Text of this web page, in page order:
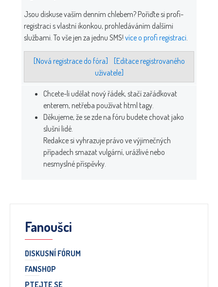
Jsou diskuse vaším denním chlebem? Pořiďte si profi-
registraci s vlastní ikonkou, prohledáváním dalšími
službami. To vše jen za jednu SMS! více o profi registraci
[Nová registrace do fóra]
[Editace registrovaného
uživatele]
Chcete-li udělat nový řádek, stačí zařádkovat
enterem, netřeba používat html tagy.
Děkujeme, že se zde na fóru budete chovat jako
slušní lidé.
Redakce si vyhrazuje právo ve výjimečných
případech smazat vulgární, urážlivé nebo
nesmyslné příspěvky.
Fanoušci
DISKUSNÍ FÓRUM
FANSHOP
PTEJTE SE